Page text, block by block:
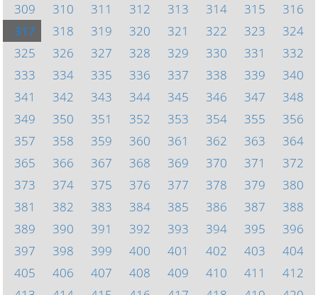
309
310 311 312 313 314 315
316
317
318 319 320 321 322 323
324
325
326 327 328 329 330 331
332
333
334 335 336 337 338 339
340
341
342 343 344 345 346 347
348
349
350 351 352 353 354 355
356
357
358 359 360 361 362 363
364
365
366 367 368 369 370 371
372
373
374 375 376 377 378 379
380
381
382 383 384 385 386 387
388
389
390 391 392 393 394 395
396
397
398 399 400 401 402 403
404
405
406 407 408 409 410 411
412